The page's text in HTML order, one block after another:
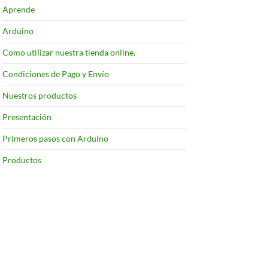
Aprende
Arduino
Como utilizar nuestra tienda online.
Condiciones de Pago y Envío
Nuestros productos
Presentación
Primeros pasos con Arduino
Productos